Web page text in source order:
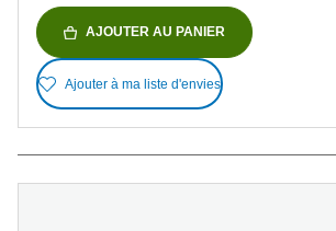
AJOUTER AU PANIER
Ajouter à ma liste d'envies